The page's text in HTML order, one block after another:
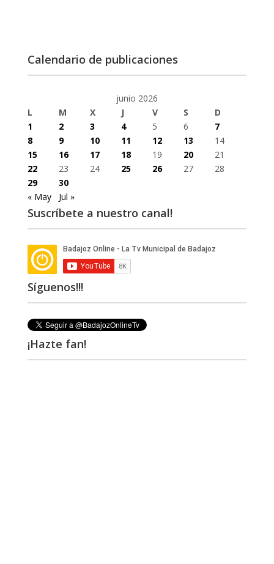
Calendario de publicaciones
junio 2026
L
M X J V S
D
1
2 3 4 5 6
7
8
9 10 11 12 13
14
15
16 17 18 19 20
21
22
23 24 25 26 27
28
29
30
« May
Jul »
Suscríbete a nuestro canal!
Síguenos!!!
¡Hazte fan!